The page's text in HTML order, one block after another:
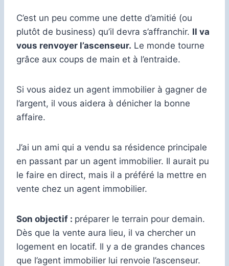
C’est un peu comme une dette d’amitié (ou
plutôt de business) qu’il devra s’affranchir. Il va
vous renvoyer l’ascenseur. Le monde tourne
grâce aux coups de main et à l’entraide.
Si vous aidez un agent immobilier à gagner de
l’argent, il vous aidera à dénicher la bonne
affaire.
J’ai un ami qui a vendu sa résidence principale
en passant par un agent immobilier. Il aurait pu
le faire en direct, mais il a préféré la mettre en
vente chez un agent immobilier.
Son objectif : préparer le terrain pour demain.
Dès que la vente aura lieu, il va chercher un
logement en locatif. Il y a de grandes chances
que l’agent immobilier lui renvoie l’ascenseur.